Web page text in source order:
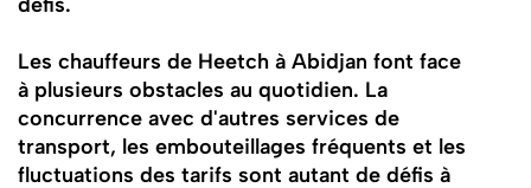
Les chauffeurs de Heetch à Abidjan font face
à plusieurs obstacles au quotidien. La
concurrence avec d'autres services de
transport, les embouteillages fréquents et les
fluctuations des tarifs sont autant de défis à